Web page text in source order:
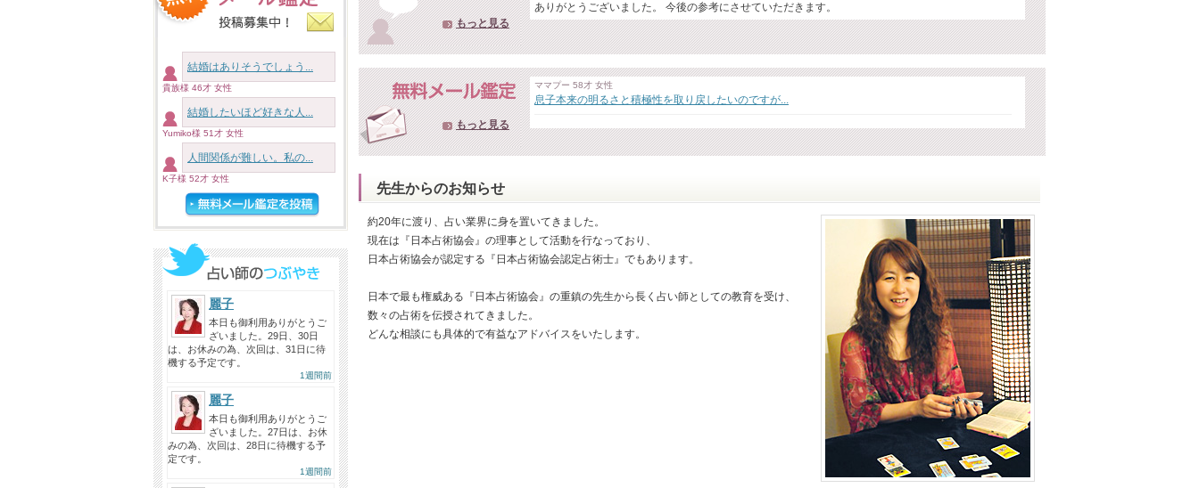
結婚はありそうでしょう...
貴族様 46才 女性
結婚したいほど好きな人...
Yumiko様 51才 女性
人間関係が難しい。私の...
K子様 52才 女性
麗子
本日も御利用ありがとうご
ざいました。29日、30日
は、お休みの為、次回は、31日に待
機する予定です。
1週間前
麗子
本日も御利用ありがとうご
ざいました。27日は、お休
みの為、次回は、28日に待機する予
定です。
1週間前
もっと見る
ありがとうございました。 今後の参考にさせていただきます。
もっと見る
ママプー 58才 女性
息子本来の明るさと積極性を取り戻したいのですが...
先生からのお知らせ
約20年に渡り、占い業界に身を置いてきました。
現在は『日本占術協会』の理事として活動を行なっており、
日本占術協会が認定する『日本占術協会認定占術士』でもあります。
日本で最も権威ある『日本占術協会』の重鎮の先生から長く占い師としての教育を受け、
数々の占術を伝授されてきました。
どんな相談にも具体的で有益なアドバイスをいたします。